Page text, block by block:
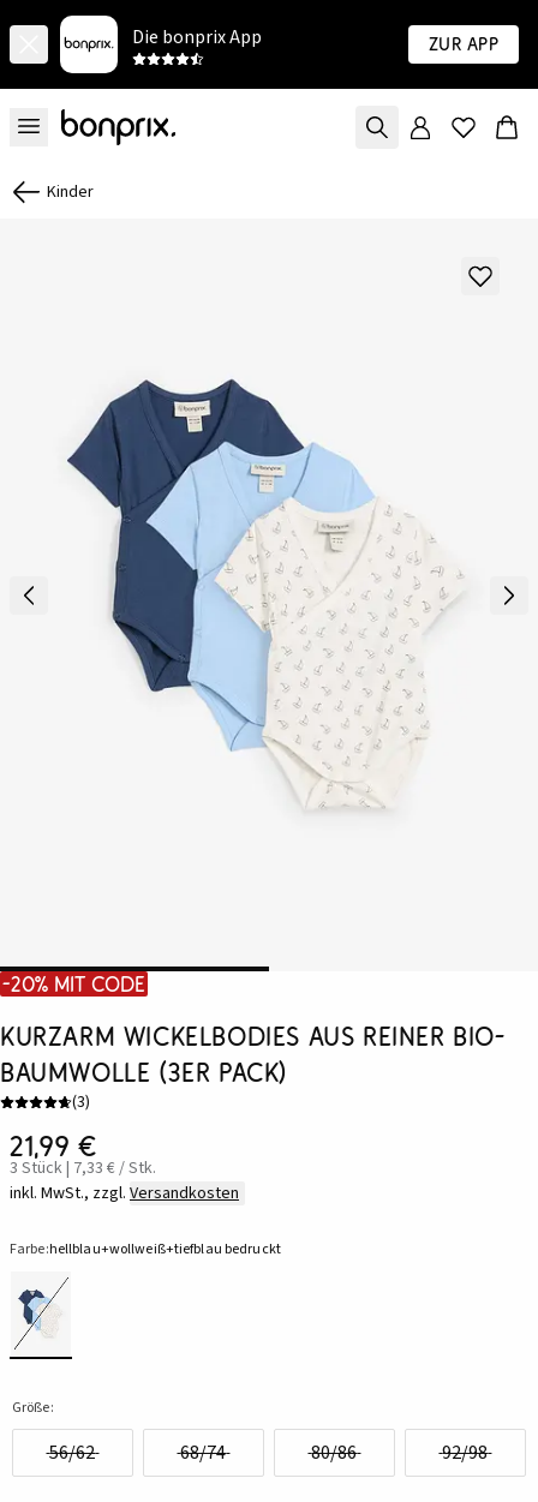
Die bonprix App Zur App
Kinder
-20% mit Code
Kurzarm Wickelbodies aus reiner Bio-
Baumwolle (3er Pack)
(3)
21,99 €
3 Stück | 7,33 € / Stk.
inkl. MwSt., zzgl. Versandkosten
Farbe:hellblau+wollweiß+tiefblau bedruckt
Größe:
56/62 68/74 80/86 92/98